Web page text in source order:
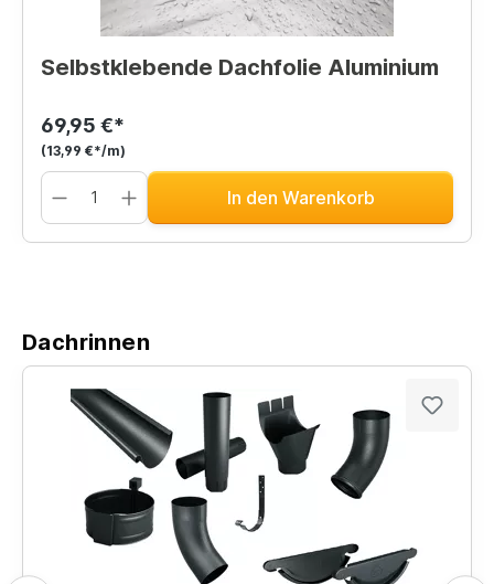
Selbstklebende Dachfolie Aluminium
69,95 €*
(13,99 €*/m)
In den Warenkorb
Dachrinnen